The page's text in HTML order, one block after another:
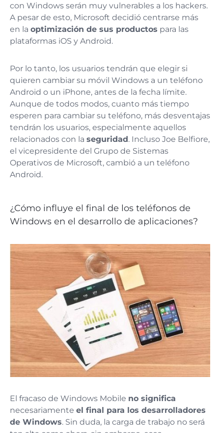
con Windows serán muy vulnerables a los hackers.
A pesar de esto, Microsoft decidió centrarse más
en la optimización de sus productos para las
plataformas iOS y Android.
Por lo tanto, los usuarios tendrán que elegir si
quieren cambiar su móvil Windows a un teléfono
Android o un iPhone, antes de la fecha límite.
Aunque de todos modos, cuanto más tiempo
esperen para cambiar su teléfono, más desventajas
tendrán los usuarios, especialmente aquellos
relacionados con la seguridad. Incluso Joe Belfiore,
el vicepresidente del Grupo de Sistemas
Operativos de Microsoft, cambió a un teléfono
Android.
¿Cómo influye el final de los teléfonos de
Windows en el desarrollo de aplicaciones?
El fracaso de Windows Mobile no significa
necesariamente el final para los desarrolladores
de Windows. Sin duda, la carga de trabajo no será